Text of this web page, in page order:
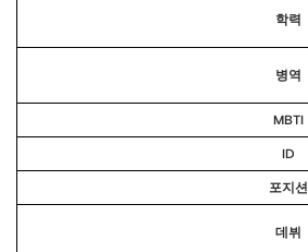
학력
병역
MBTI
ID
포지션
데뷔